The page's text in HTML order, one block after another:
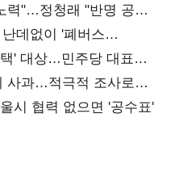
력"…정청래 "반명 공세
데없이 '폐버스
' 대상…민주당 대표로
사과…적극적 조사로
시 협력 없으면 '공수표'